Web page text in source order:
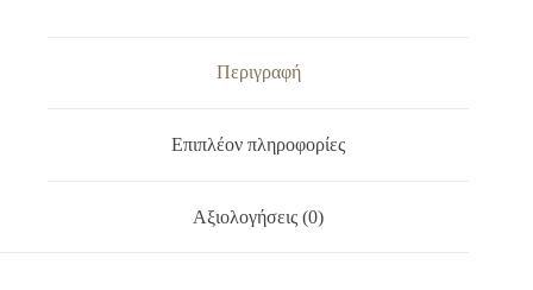
Περιγραφή
Επιπλέον πληροφορίες
Αξιολογήσεις (0)